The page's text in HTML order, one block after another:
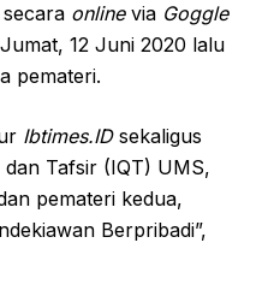
onlinevia Goggle
12 Juni 2020 lalu
pemateri.
Ibtimes.IDsekaligus
dan Tafsir (IQT) UMS,
pemateri kedua,
Berpribadi”,